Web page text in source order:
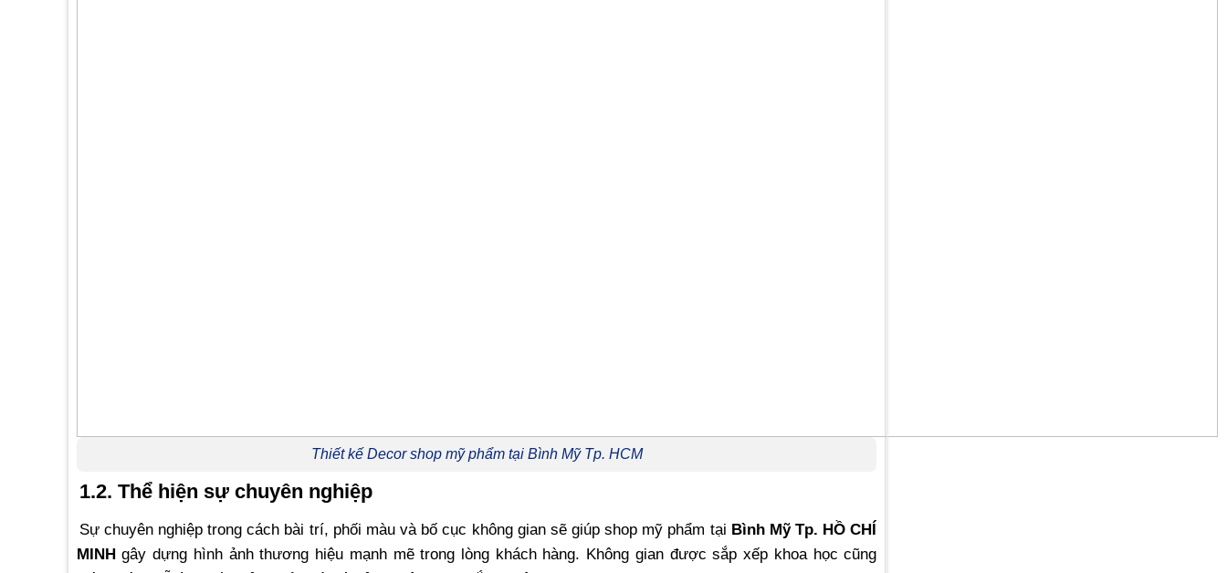
Thiết kế Decor shop mỹ phẩm tại Bình Mỹ Tp. HCM
1.2. Thể hiện sự chuyên nghiệp
Sự chuyên nghiệp trong cách bài trí, phối màu và bố cục không gian sẽ giúp shop mỹ phẩm tại Bình Mỹ Tp. HỒ CHÍ
MINHgây dựng hình ảnh thương hiệu mạnh mẽ trong lòng khách hàng. Không gian được sắp xếp khoa học cũng